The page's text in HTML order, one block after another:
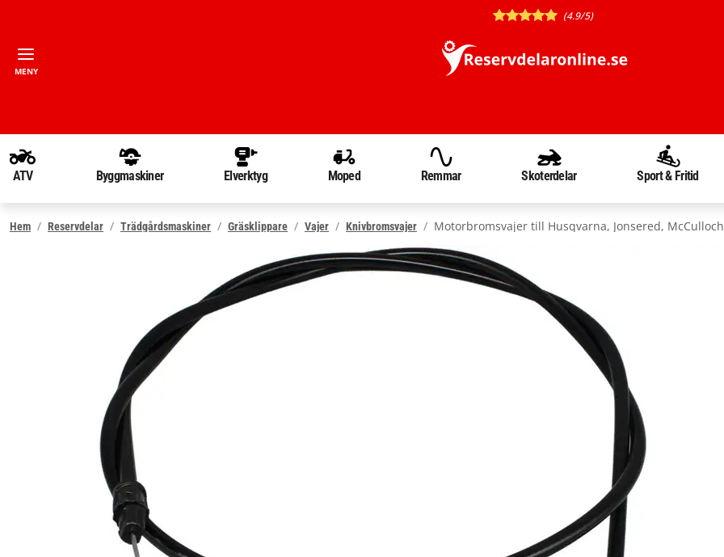
(4.9/5)
MENY
ATV Byggmaskiner Elverktyg Moped Remmar Skoterdelar Sport & Fritid
Hem Reservdelar Trädgårdsmaskiner Gräsklippare Vajer Knivbromsvajer Motorbromsvajer till Husqvarna, Jonsered,